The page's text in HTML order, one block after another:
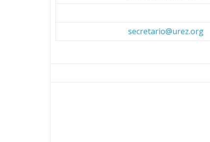
secretario@urez.org